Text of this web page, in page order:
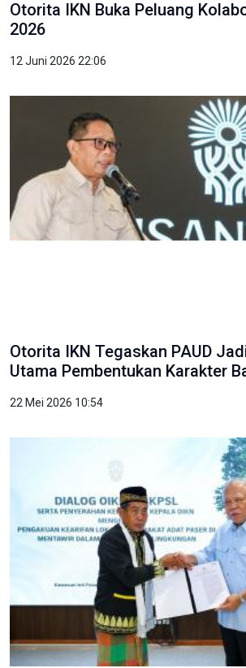
Otorita IKN Buka Peluang
2026
12 Juni 2026 22:06
Otorita IKN Tegaskan PAUD
Utama Pembentukan Karakter
22 Mei 2026 10:54